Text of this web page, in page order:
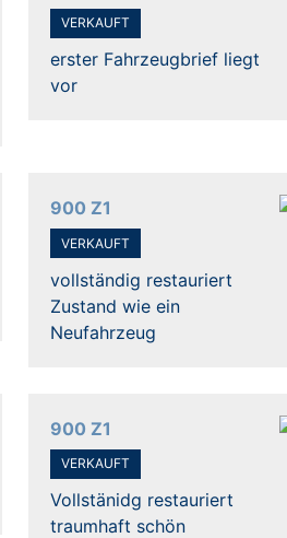
VERKAUFT
erster Fahrzeugbrief liegt
vor
900 Z1
VERKAUFT
vollständig restauriert
Zustand wie ein
Neufahrzeug
900 Z1
VERKAUFT
Vollstänidg restauriert
traumhaft schön